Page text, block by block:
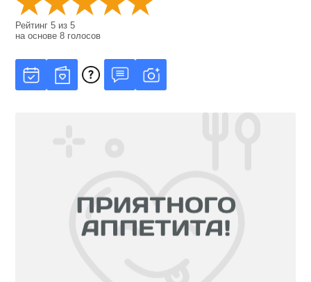
Рейтинг5 из5
на основе8 голосов